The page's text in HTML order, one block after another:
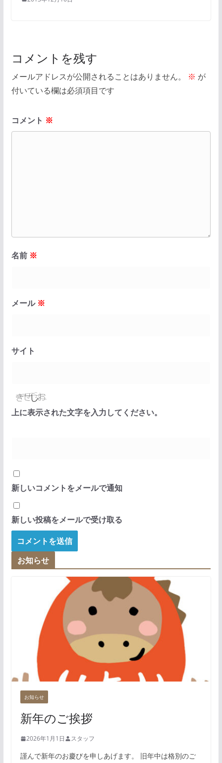
コメントを残す
メールアドレスが公開されることはありません。 ※ が
付いている欄は必須項目です
コメント ※
名前 ※
メール ※
サイト
上に表示された文字を入力してください。
新しいコメントをメールで通知
新しい投稿をメールで受け取る
お知らせ
お知らせ
新年のご挨拶
2026年1月1日 スタッフ
謹んで新年のお慶びを申しあげます。 旧年中は格別のご